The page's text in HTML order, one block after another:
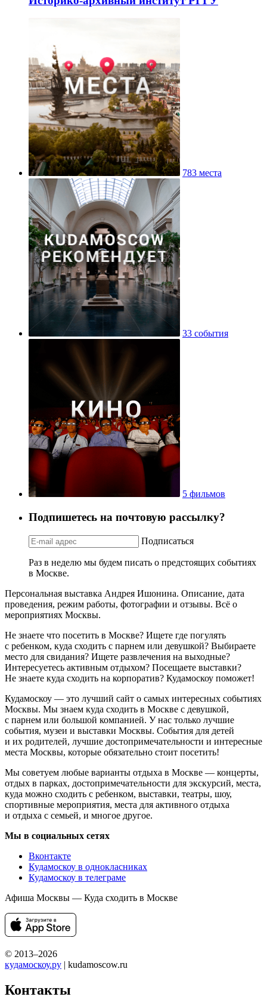
783 места
33 события
5 фильмов
Подпишетесь на почтовую рассылку?
Подписаться
Раз в неделю мы будем писать о предстоящих событиях
в Москве.
Персональная выставка Андрея Ишонина. Описание, дата
проведения, режим работы, фотографии и отзывы. Всё о
мероприятиях Москвы.
Не знаете что посетить в Москве? Ищете где погулять
с ребенком, куда сходить с парнем или девушкой? Выбираете
место для свидания? Ищете развлечения на выходные?
Интересуетесь активным отдыхом? Посещаете выставки?
Не знаете куда сходить на корпоратив? Кудамоскоу поможет!
Кудамоскоу — это лучший сайт о самых интересных событиях
Москвы. Мы знаем куда сходить в Москве с девушкой,
с парнем или большой компанией. У нас только лучшие
события, музеи и выставки Москвы. События для детей
и их родителей, лучшие достопримечательности и интересные
места Москвы, которые обязательно стоит посетить!
Мы советуем любые варианты отдыха в Москве — концерты,
отдых в парках, достопримечательности для экскурсий, места,
куда можно сходить с ребенком, выставки, театры, шоу,
спортивные мероприятия, места для активного отдыха
и отдыха с семьей, и многое другое.
Мы в социальных сетях
Вконтакте
Кудамоскоу в однокласниках
Кудамоскоу в телеграме
Афиша Москвы — Куда сходить в Москве
© 2013–2026
кудамоскоу.ру | kudamoscow.ru
Контакты